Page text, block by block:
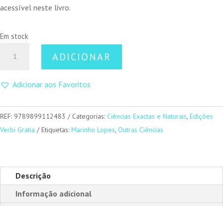
acessível neste livro.
Em stock
Além
Ombros
de
ADICIONAR
Adicionar aos Favoritos
REF: 9789899112483 Categorias: Ciências Exactas e Naturais, Edições
Verbi Gratia
Etiquetas: Marinho Lopes, Outras Ciências
Descrição
Informação adicional